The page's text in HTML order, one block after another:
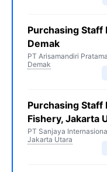
Purchasing Staff
Demak
PT Arisamandiri Pratama
Demak
Purchasing Staff
Fishery, Jakarta
PT Sanjaya
Jakarta Utara